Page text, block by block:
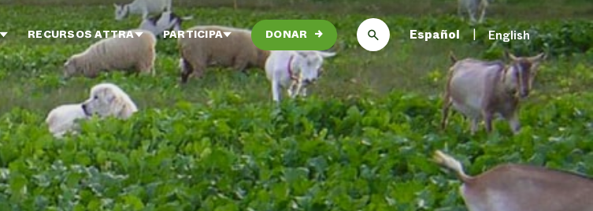
RECURSOS ATTRA PARTICIPA DONAR → Español English